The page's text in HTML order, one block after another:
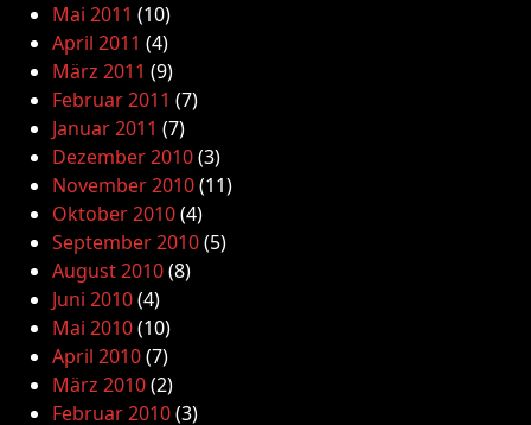
Mai 2011 (10)
April 2011 (4)
März 2011 (9)
Februar 2011 (7)
Januar 2011 (7)
Dezember 2010(3)
November 2010(11)
Oktober 2010(4)
September 2010(5)
August 2010(8)
Juni 2010(4)
Mai 2010(10)
April 2010(7)
März 2010(2)
Februar 2010(3)